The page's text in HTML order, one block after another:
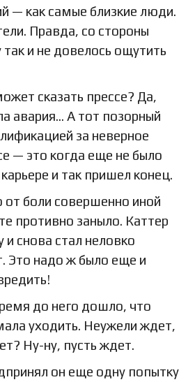
— как самые близкие люди.
Правда, со стороны
и не довелось ощутить
сказать прессе? Да,
авария… А тот позорный
за неверное
— это когда еще не было
и так пришел конец.
от боли совершенно иной
противно заныло. Каттер
и снова стал неловко
Это надо ж было еще и
до него дошло, что
уходить. Неужели ждет,
Ну-ну, пусть ждет.
он еще одну попытку